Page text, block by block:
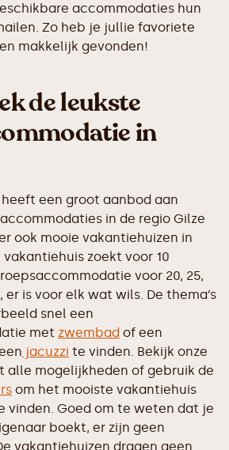
accommodaties hun
Zo heb je jullie favoriete
makkelijk gevonden!
de leukste
in
een groot aanbod aan
in de regio Gilze
ook mooie vakantiehuizen in
zoekt voor 10
voor 20, 25,
er is voor elk wat wils. De thema’s
snel een
met zwembad of een
jacuzzi te vinden. Bekijk onze
alle mogelijkheden of gebruik de
om het mooiste vakantiehuis
vinden. Goed om te weten dat je
boekt, er zijn geen
vakantiehuizen dragen geen